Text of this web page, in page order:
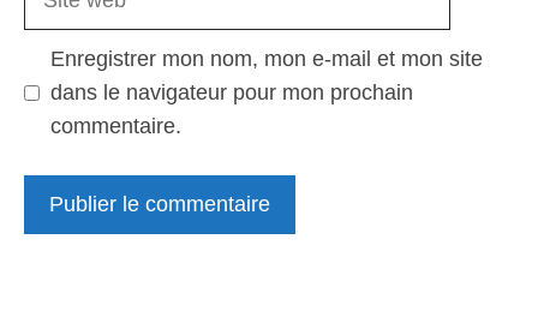
Enregistrer mon nom, mon e-mail et mon site
dans le navigateur pour mon prochain
commentaire.